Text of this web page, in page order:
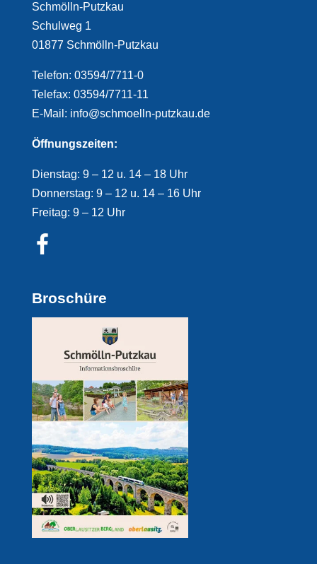
Schmölln-Putzkau
Schulweg 1
01877 Schmölln-Putzkau
Telefon: 03594/7711-0
Telefax: 03594/7711-11
E-Mail: info@schmoelln-putzkau.de
Öffnungszeiten:
Dienstag: 9 – 12 u. 14 – 18 Uhr
Donnerstag: 9 – 12 u. 14 – 16 Uhr
Freitag: 9 – 12 Uhr
Broschüre